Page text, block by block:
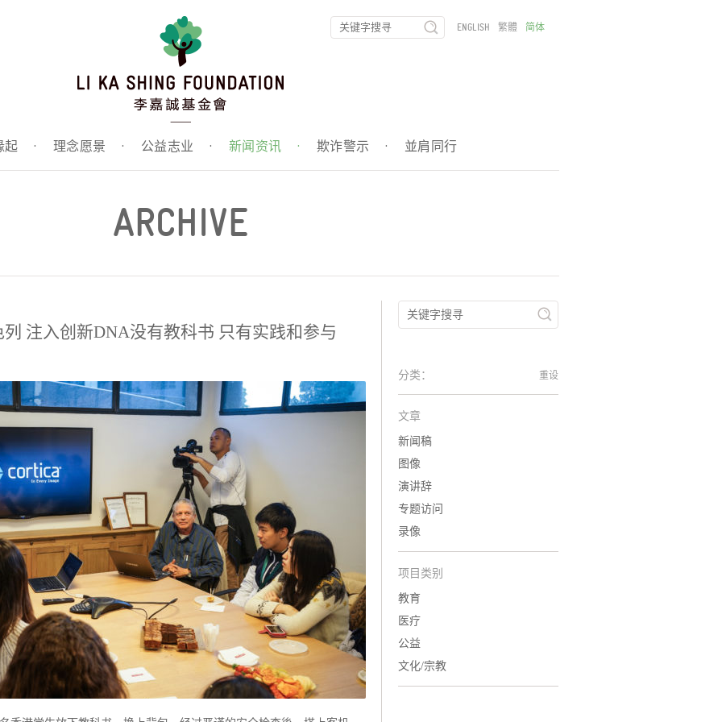
起 · 理念愿景 · 公益志业 · 新闻资讯 · 欺诈警示 · 並肩同行
ENGLISH 繁體 简体
ARCHIVE
注入创新DNA没有教科书 只有实践和参与
分类： 重设
文章
新闻稿
图像
演讲辞
专题访问
录像
项目类别
教育
医疗
公益
文化/宗教